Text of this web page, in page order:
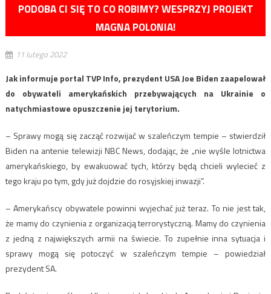
PODOBA CI SIĘ TO CO ROBIMY? WESPRZYJ PROJEKT
MAGNA POLONIA!
11 lutego 2022
Jak informuje portal TVP Info, prezydent USA Joe Biden zaapelował
do obywateli amerykańskich przebywających na Ukrainie o
natychmiastowe opuszczenie jej terytorium.
– Sprawy mogą się zacząć rozwijać w szaleńczym tempie – stwierdził
Biden na antenie telewizji NBC News, dodając, że „nie wyśle lotnictwa
amerykańskiego, by ewakuować tych, którzy będą chcieli wylecieć z
tego kraju po tym, gdy już dojdzie do rosyjskiej inwazji”.
– Amerykańscy obywatele powinni wyjechać już teraz. To nie jest tak,
że mamy do czynienia z organizacją terrorystyczną. Mamy do czynienia
z jedną z największych armii na świecie. To zupełnie inna sytuacja i
sprawy mogą się potoczyć w szaleńczym tempie – powiedział
prezydent SA.